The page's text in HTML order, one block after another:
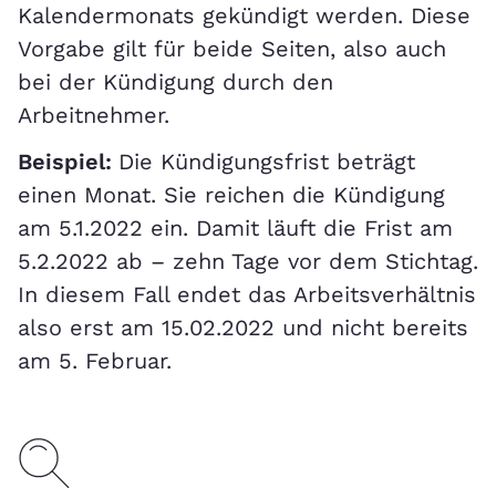
Kalendermonats gekündigt werden. Diese
Vorgabe gilt für beide Seiten, also auch
bei der Kündigung durch den
Arbeitnehmer.
Beispiel: Die Kündigungsfrist beträgt
einen Monat. Sie reichen die Kündigung
am 5.1.2022 ein. Damit läuft die Frist am
5.2.2022 ab – zehn Tage vor dem Stichtag.
In diesem Fall endet das Arbeitsverhältnis
also erst am 15.02.2022 und nicht bereits
am 5. Februar.